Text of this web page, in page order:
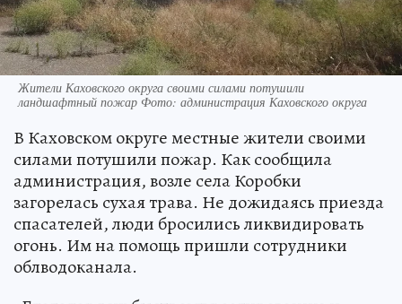
Жители Каховского округа своими силами потушили
ландшафтный пожар Фото: администрация Каховского округа
В Каховском округе местные жители своими
силами потушили пожар. Как сообщила
администрация, возле села Коробки
загорелась сухая трава. Не дожидаясь приезда
спасателей, люди бросились ликвидировать
огонь. Им на помощь пришли сотрудники
облводоканала.